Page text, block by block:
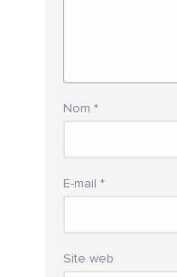
Nom *
E-mail *
Site web